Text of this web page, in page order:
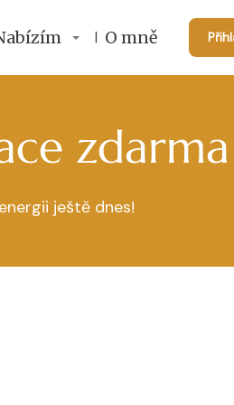
O mně
zdarma
ještě dnes!